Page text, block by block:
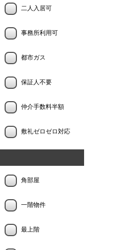
二人入居可
事務所利用可
都市ガス
保証人不要
仲介手数料半額
敷礼ゼロゼロ対応
角部屋
一階物件
最上階